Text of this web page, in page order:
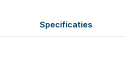
Specificaties